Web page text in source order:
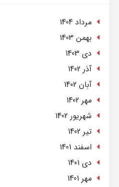
مرداد 1404
بهمن 1403
دی 1403
آذر 1402
آبان 1402
مهر 1402
شهریور 1402
تير 1402
اسفند 1401
دی 1401
مهر 1401